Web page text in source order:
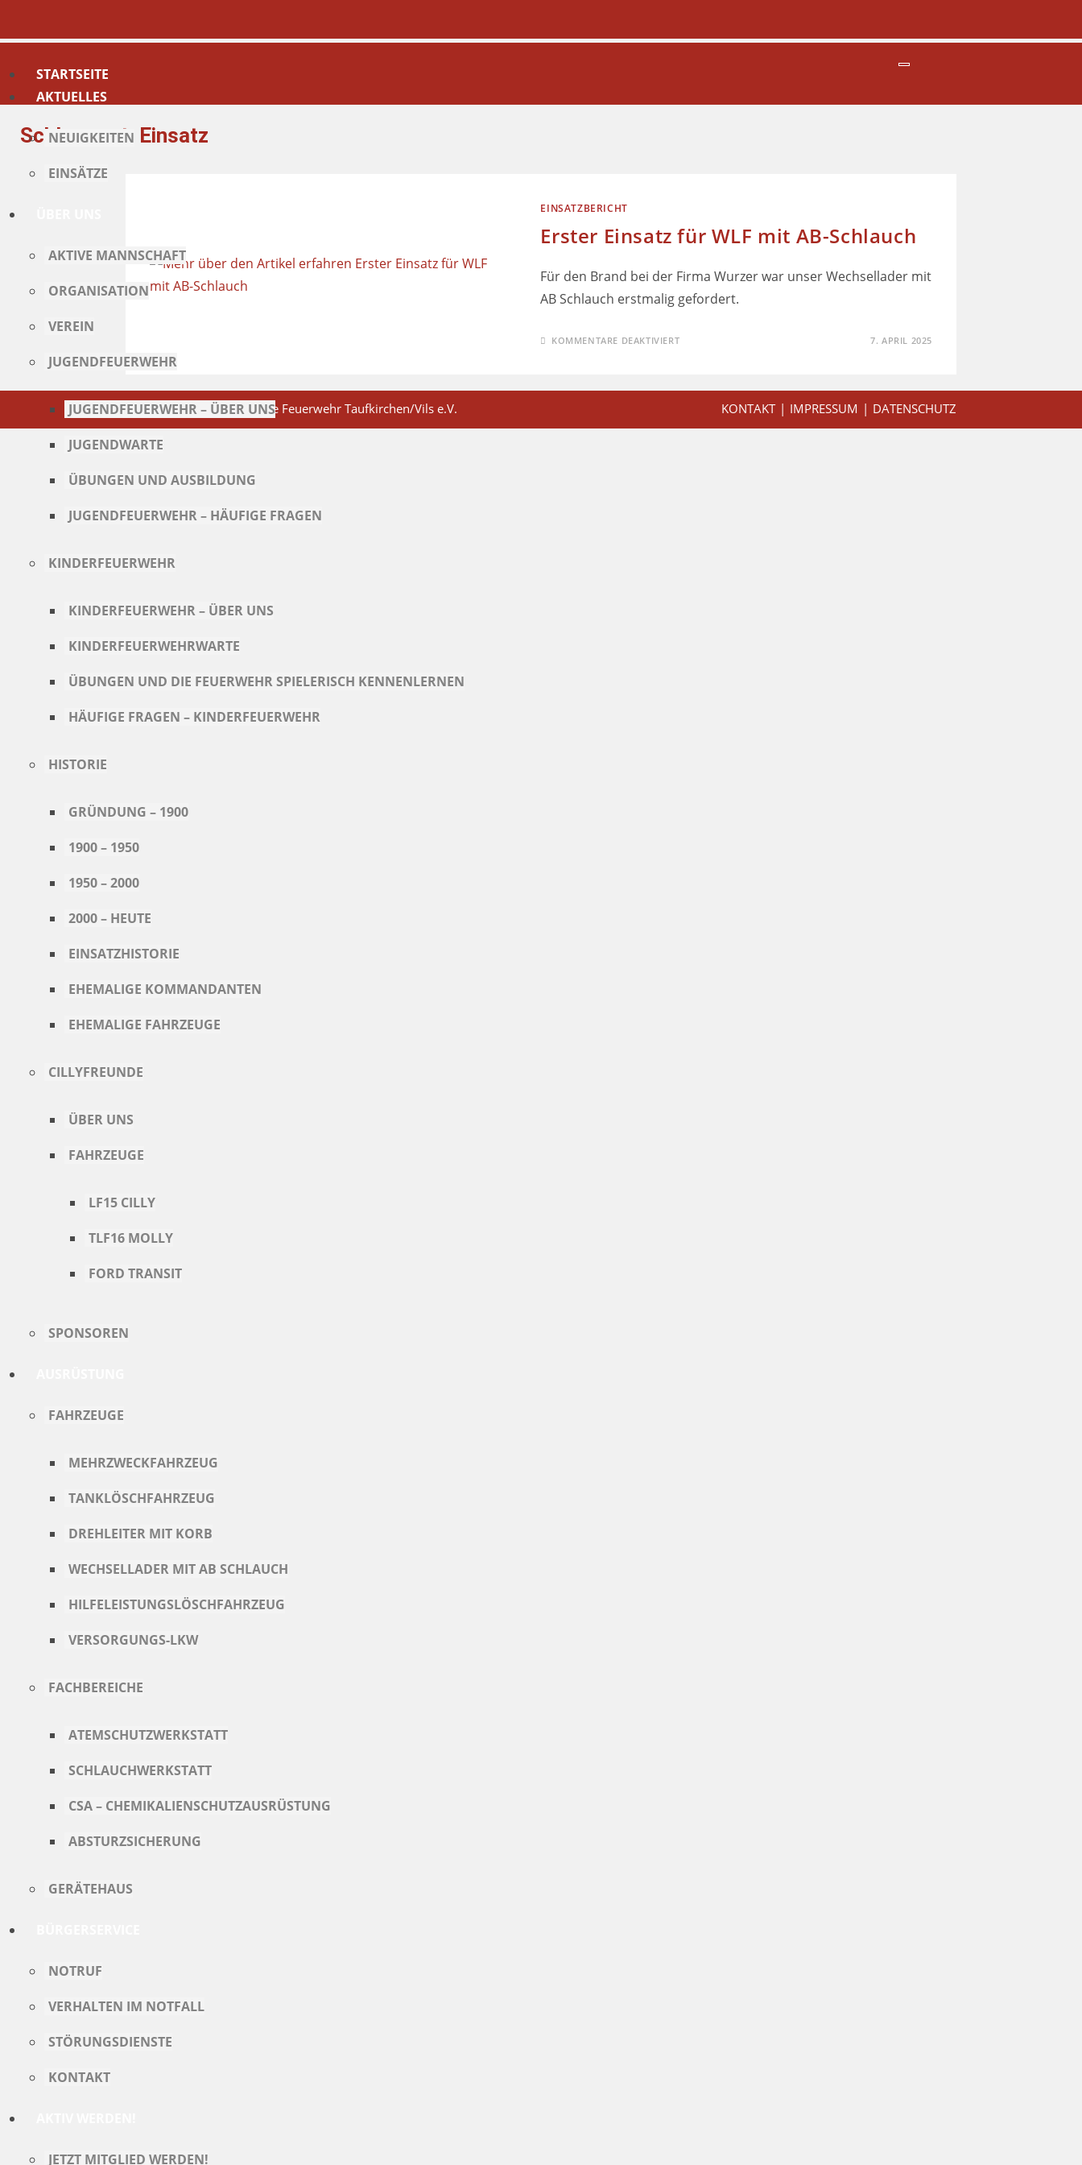
STARTSEITE
AKTUELLES
NEUIGKEITEN
EINSÄTZE
AKTIVE MANNSCHAFT
ORGANISATION
VEREIN
JUGENDFEUERWEHR
JUGENDFEUERWEHR – ÜBER UNS
JUGENDWARTE
ÜBUNGEN UND AUSBILDUNG
JUGENDFEUERWEHR – HÄUFIGE FRAGEN
KINDERFEUERWEHR
KINDERFEUERWEHR – ÜBER UNS
KINDERFEUERWEHRWARTE
ÜBUNGEN UND DIE FEUERWEHR SPIELERISCH KENNENLERNEN
HÄUFIGE FRAGEN – KINDERFEUERWEHR
HISTORIE
GRÜNDUNG – 1900
1900 – 1950
1950 – 2000
2000 – HEUTE
EINSATZHISTORIE
EHEMALIGE KOMMANDANTEN
EHEMALIGE FAHRZEUGE
CILLYFREUNDE
ÜBER UNS
FAHRZEUGE
LF15 CILLY
TLF16 MOLLY
FORD TRANSIT
SPONSOREN
FAHRZEUGE
MEHRZWECKFAHRZEUG
TANKLÖSCHFAHRZEUG
DREHLEITER MIT KORB
WECHSELLADER MIT AB SCHLAUCH
HILFELEISTUNGSLÖSCHFAHRZEUG
VERSORGUNGS-LKW
FACHBEREICHE
ATEMSCHUTZWERKSTATT
SCHLAUCHWERKSTATT
CSA – CHEMIKALIENSCHUTZAUSRÜSTUNG
ABSTURZSICHERUNG
GERÄTEHAUS
NOTRUF
VERHALTEN IM NOTFALL
STÖRUNGSDIENSTE
KONTAKT
JETZT MITGLIED WERDEN!
Schlagwort: Einsatz
EINSATZBERICHT
Erster Einsatz für WLF mit AB-Schlauch
Für den Brand bei der Firma Wurzer war unser Wechsellader mit
AB Schlauch erstmalig gefordert.
KOMMENTARE DEAKTIVIERT 7. APRIL 2025
KONTAKT IMPRESSUM DATENSCHUTZ
Copyright 2026 - Freiwillige Feuerwehr Taufkirchen/Vils e.V.